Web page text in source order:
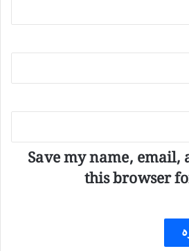
Save my name,
this browser